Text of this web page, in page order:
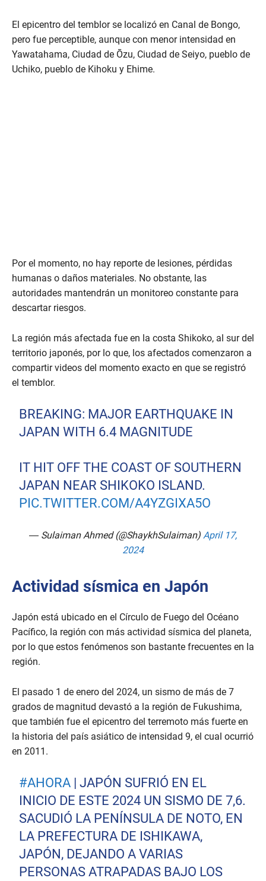
El epicentro del temblor se localizó en Canal de Bongo,
pero fue perceptible, aunque con menor intensidad en
Yawatahama, Ciudad de Ōzu, Ciudad de Seiyo, pueblo de
Uchiko, pueblo de Kihoku y Ehime.
Por el momento, no hay reporte de lesiones, pérdidas
humanas o daños materiales. No obstante, las
autoridades mantendrán un monitoreo constante para
descartar riesgos.
La región más afectada fue en la costa Shikoko, al sur del
territorio japonés, por lo que, los afectados comenzaron a
compartir videos del momento exacto en que se registró
el temblor.
BREAKING: MAJOR EARTHQUAKE IN
JAPAN WITH 6.4 MAGNITUDE
IT HIT OFF THE COAST OF SOUTHERN
JAPAN NEAR SHIKOKO ISLAND.
PIC.TWITTER.COM/A4YZGIXA5O
— Sulaiman Ahmed (@ShaykhSulaiman) April 17,
2024
Actividad sísmica en Japón
Japón está ubicado en el Círculo de Fuego del Océano
Pacífico, la región con más actividad sísmica del planeta,
por lo que estos fenómenos son bastante frecuentes en la
región.
El pasado 1 de enero del 2024, un sismo de más de 7
grados de magnitud devastó a la región de Fukushima,
que también fue el epicentro del terremoto más fuerte en
la historia del país asiático de intensidad 9, el cual ocurrió
en 2011.
#AHORA | JAPÓN SUFRIÓ EN EL
INICIO DE ESTE 2024 UN SISMO DE 7,6.
SACUDIÓ LA PENÍNSULA DE NOTO, EN
LA PREFECTURA DE ISHIKAWA,
JAPÓN, DEJANDO A VARIAS
PERSONAS ATRAPADAS BAJO LOS